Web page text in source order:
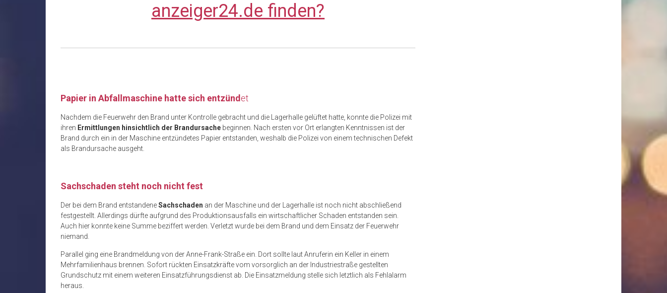
anzeiger24.de finden?
Papier in Abfallmaschine hatte sich entzünd et
Nachdem die Feuerwehr den Brand unter Kontrolle gebracht und die Lagerhalle gelüftet hatte, konnte die Polizei mit
ihren Ermittlungen hinsichtlich der Brandursache beginnen. Nach ersten vor Ort erlangten Kenntnissen ist der
Brand durch ein in der Maschine entzündetes Papier entstanden, weshalb die Polizei von einem technischen Defekt
als Brandursache ausgeht.
Sachschaden steht noch nicht fest
Der bei dem Brand entstandeneSachschaden an der Maschine und der Lagerhalle ist noch nicht abschließend
festgestellt. Allerdings dürfte aufgrund des Produktionsausfalls ein wirtschaftlicher Schaden entstanden sein.
Auch hier konnte keine Summe beziffert werden. Verletzt wurde bei dem Brand und dem Einsatz der Feuerwehr
niemand.
Parallel ging eine Brandmeldung von der Anne-Frank-Straße ein. Dort sollte laut Anruferin ein Keller in einem
Mehrfamilienhaus brennen. Sofort rückten Einsatzkräfte vom vorsorglich an der Industriestraße gestellten
Grundschutz mit einem weiteren Einsatzführungsdienst ab. Die Einsatzmeldung stelle sich letztlich als Fehlalarm
heraus.